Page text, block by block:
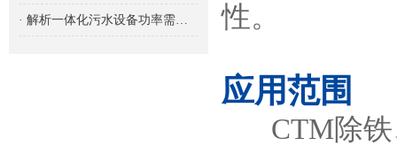
· 解析一体化污水设备功率需求的重要性及影响因素
性。
应用范围
CTM除铁